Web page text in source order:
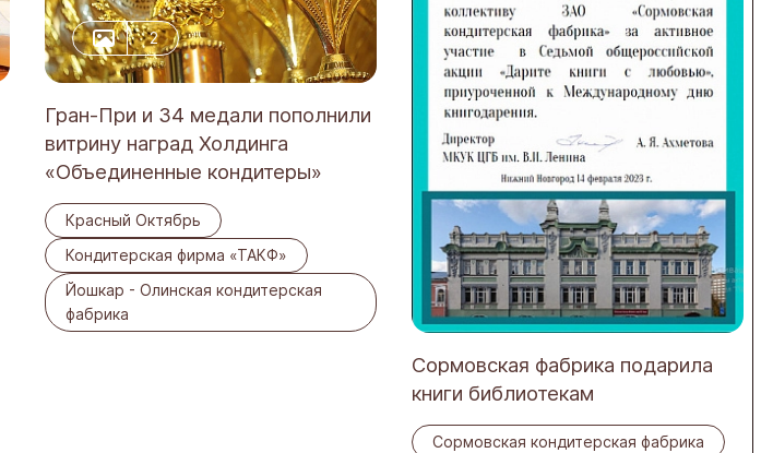
2
Гран-При и 34 медали пополнили
витрину наград Холдинга
«Объединенные кондитеры»
Красный Октябрь
Кондитерская фирма «ТАКФ»
Йошкар - Олинская кондитерская
фабрика
Сормовская фабрика подарила
книги библиотекам
Сормовская кондитерская фабрика